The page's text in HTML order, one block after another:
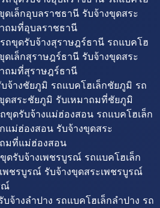
เล็กอุบลราชธานี รับจ้างขุดสระ
ถมที่อุบลราชธานี
ถขุดรับจ้างสุราษฎร์ธานี รถแบคโฮ
เล็กสุราษฎร์ธานี รับจ้างขุดสระ
ถมที่สุราษฎร์ธานี
จ้างชัยภูมิ รถแบคโฮเล็กชัยภูมิ รถ
ดสระชัยภูมิ รับเหมาถมที่ชัยภูมิ
ขุดรับจ้างแม่ฮ่องสอน รถแบคโฮเล็ก
แม่ฮ่องสอน รับจ้างขุดสระ
มที่แม่ฮ่องสอน
ดรับจ้างเพชรบูรณ์ รถแบคโฮเล็ก
พชรบูรณ์ รับจ้างขุดสระเพชรบูรณ์
ณ์
จ้างลำปาง รถแบคโฮเล็กลำปาง รถ